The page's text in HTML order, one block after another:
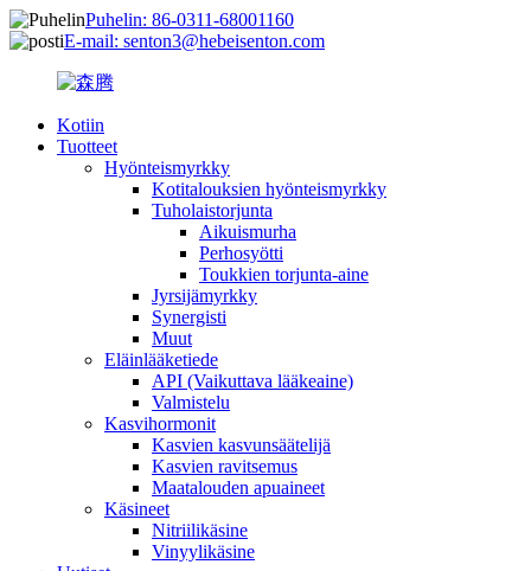
Puhelin: 86-0311-68001160
E-mail: senton3@hebeisenton.com
Kotiin
Tuotteet
Hyönteismyrkky
Kotitalouksien hyönteismyrkky
Tuholaistorjunta
Aikuismurha
Perhosyötti
Toukkien torjunta-aine
Jyrsijämyrkky
Synergisti
Muut
Eläinlääketiede
API (Vaikuttava lääkeaine)
Valmistelu
Kasvihormonit
Kasvien kasvunsäätelijä
Kasvien ravitsemus
Maatalouden apuaineet
Käsineet
Nitriilikäsine
Vinyylikäsine